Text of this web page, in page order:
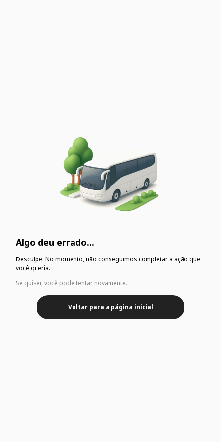
Algo deu errado...
Desculpe. No momento, não conseguimos completar a ação que
você queria.
Se quiser, você pode tentar novamente.
Voltar para a página inicial